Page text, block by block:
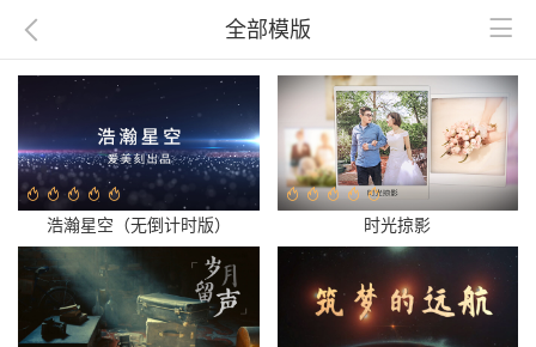
全部模版
浩瀚星空（无倒计时版） 时光掠影